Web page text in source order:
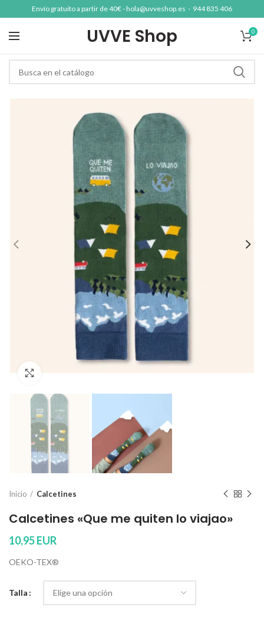
Envío gratuito a partir de 40€ -hola@uvveshop.es - 944 835 406
UVVE Shop 0
Inicio Calcetines
Calcetines «Que me quiten lo viajao»
10,95EUR
OEKO-TEX®
Talla